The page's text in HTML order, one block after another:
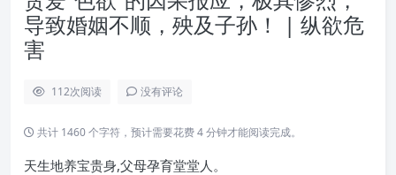
导致婚姻不顺，殃及子孙！ | 纵欲危
害
112次阅读 没有评论
共计 1460 个字符，预计需要花费 4 分钟才能阅读完成。
天生地养宝贵身,父母孕育堂堂人。